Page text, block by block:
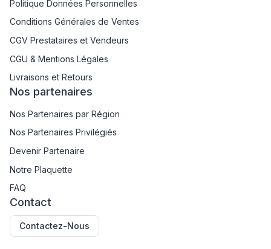
Politique Données Personnelles
Conditions Générales de Ventes
CGV Prestataires et Vendeurs
CGU & Mentions Légales
Livraisons et Retours
Nos partenaires
Nos Partenaires par Région
Nos Partenaires Privilégiés
Devenir Partenaire
Notre Plaquette
FAQ
Contact
Contactez-Nous